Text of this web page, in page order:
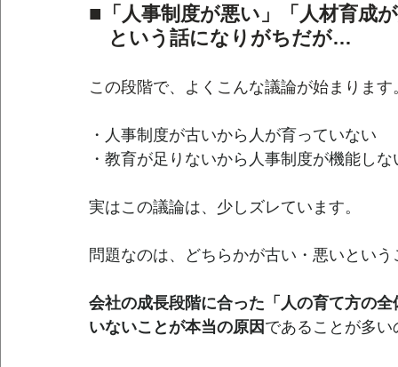
■ 「人事制度が悪い」「人材育成
という話になりがちだが…
この段階で、よくこんな議論が始まります
・人事制度が古いから人が育っていない
・教育が足りないから人事制度が機能しな
実はこの議論は、少しズレています。
問題なのは、どちらかが古い・悪いとい
会社の成長段階に合った「人の育て方の
いないことが本当の原因 であることが多い